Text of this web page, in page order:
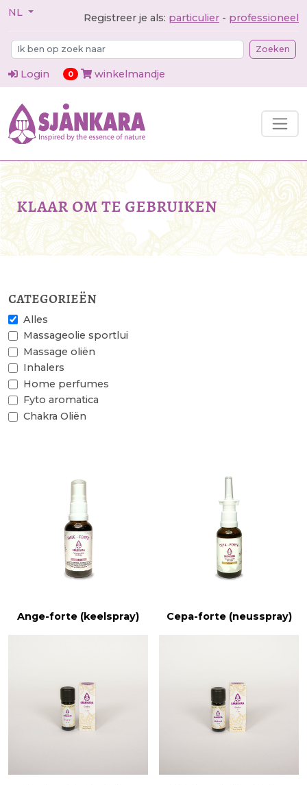
NL Registreer je als: particulier - professioneel
Zoeken
Login 0items in cart
winkelmandje
klaar om te gebruiken
categorieën
Alles
Massageolie sportlui
Massage oliën
Inhalers
Home perfumes
Fyto aromatica
Chakra Oliën
Ange-forte (keelspray) Cepa-forte (neusspray)